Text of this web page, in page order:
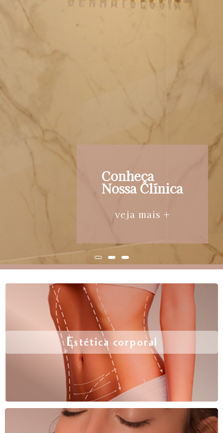
Conheça
Nossa Clínica
veja mais +
Estética corporal